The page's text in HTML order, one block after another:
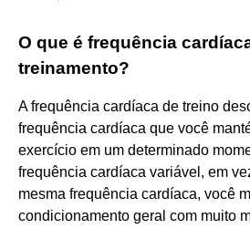
O que é frequência
treinamento?
A frequência cardíaca de treino
frequência cardíaca que você
exercício em um determinado
frequência cardíaca variável, em
mesma frequência cardíaca, você
condicionamento geral com muito